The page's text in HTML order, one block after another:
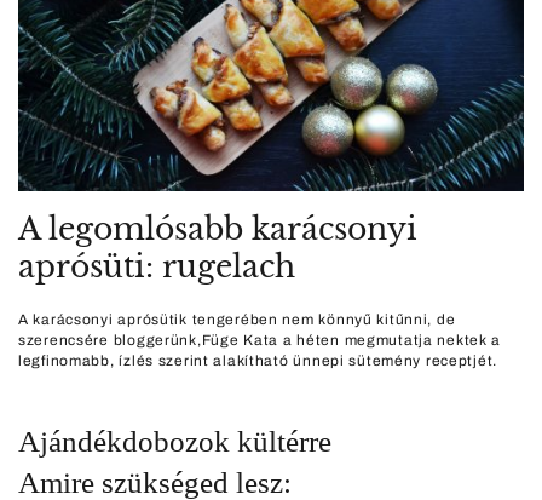
A legomlósabb karácsonyi
aprósüti: rugelach
A karácsonyi aprósütik tengerében nem könnyű kitűnni, de
szerencsére bloggerünk,Füge Kata a héten megmutatja nektek a
legfinomabb, ízlés szerint alakítható ünnepi sütemény receptjét.
Ajándékdobozok kültérre
Amire szükséged lesz: